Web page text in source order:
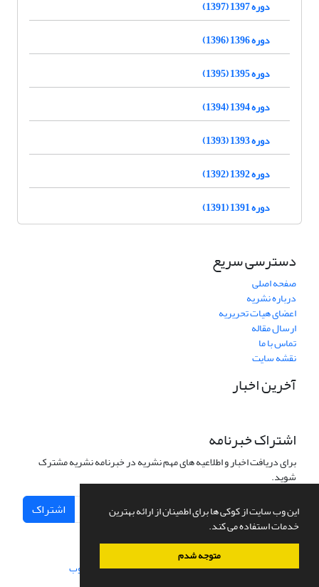
این وب سایت از کوکی ها برای اطمینان از ارائه بهترین
خدمات استفاده می کند.
متوجه شدم
دوره 1397 (1397)
دوره 1396 (1396)
دوره 1395 (1395)
دوره 1394 (1394)
دوره 1393 (1393)
دوره 1392 (1392)
دوره 1391 (1391)
دسترسی سریع
صفحه اصلی
درباره نشریه
اعضای هیات تحریریه
ارسال مقاله
تماس با ما
نقشه سایت
آخرین اخبار
اشتراک خبرنامه
برای دریافت اخبار و اطلاعیه های مهم نشریه در خبرنامه نشریه مشترک
شوید.
اشتراک
سامانه مدیریت نشریات علمی.طراحی و پیاده سازی از سیناوب